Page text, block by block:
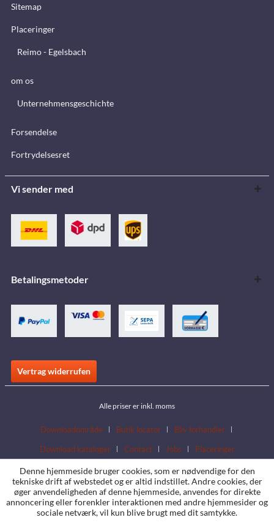
Sitemap
Placeringer
Reimo - Egelsbach
om os
Unternehmensgeschichte
Forsendelse
Fortrydelsesret
Vi sender med
Betalingsmetoder
Vertrag widerrufen
Alle priser er inkl. moms
Downloadområde Butik locator
Bliv forhandler
Download kataloger
Contact Jobs Placeringer
Denne hjemmeside bruger cookies, som er nødvendige for den
tekniske drift af webstedet og er altid indstillet. Andre cookies, der
øger anvendeligheden af denne hjemmeside, anvendes for direkte
annoncering eller forenkler interaktionen med andre hjemmesider og
sociale netværk, vil kun blive brugt med dit samtykke.